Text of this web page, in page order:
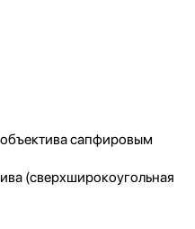
сапфировым
(сверхширокоугольная